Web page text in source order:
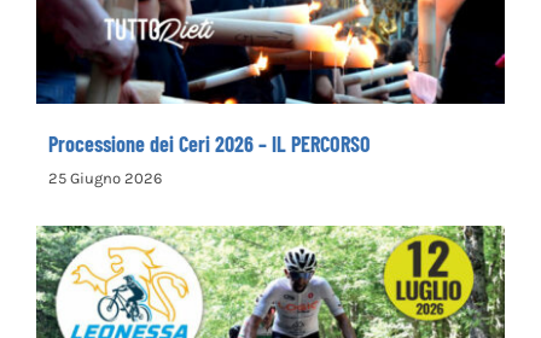
Processione dei Ceri 2026 – IL PERCORSO